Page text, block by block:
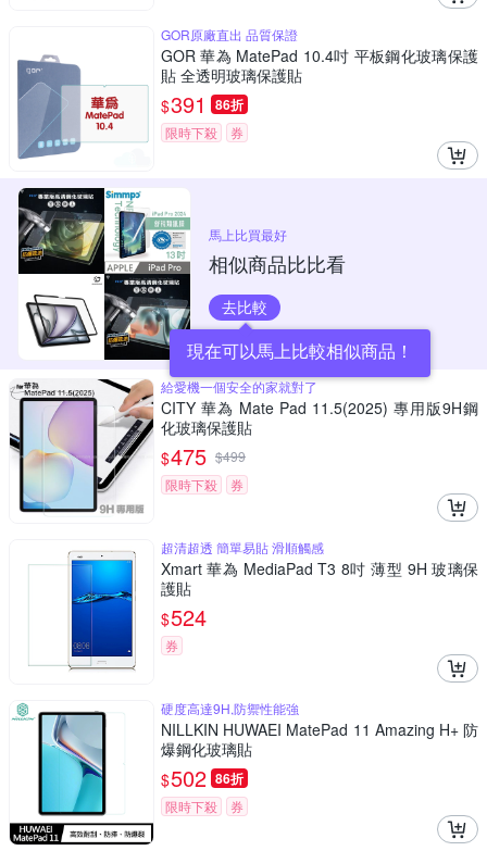
GOR原廠直出 品質保證
GOR 華為 MatePad 10.4吋 平板鋼化玻璃保護
貼 全透明玻璃保護貼
$391 86折
限時下殺 券
馬上比買最好
相似商品比比看
去比較
現在可以馬上比較相似商品！
給愛機一個安全的家就對了
CITY 華為 Mate Pad 11.5(2025) 專用版9H鋼
化玻璃保護貼
$475 $499
限時下殺
券
超清超透 簡單易貼 滑順觸感
Xmart 華為 MediaPad T3 8吋 薄型 9H 玻璃保
護貼
$524
券
硬度高達9H,防禦性能強
NILLKIN HUWAEI MatePad 11 Amazing H+ 防
爆鋼化玻璃貼
$502 86折
限時下殺 券